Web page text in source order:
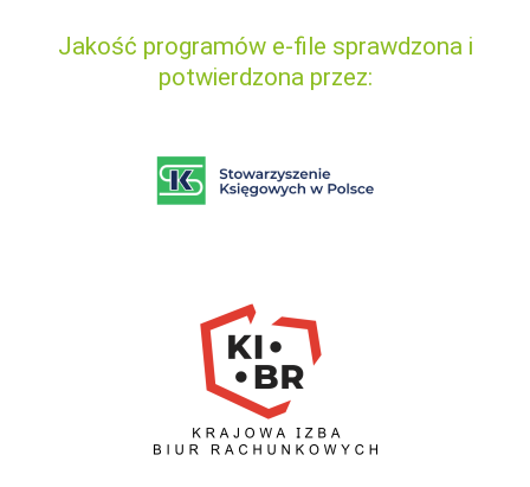
Jakość programów e-file sprawdzona i
potwierdzona przez: